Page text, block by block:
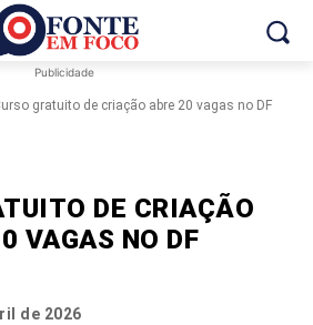
Publicidade
gratuito de criação abre 20 vagas no DF
DE CRIAÇÃO
VAGAS NO DF
de 2026